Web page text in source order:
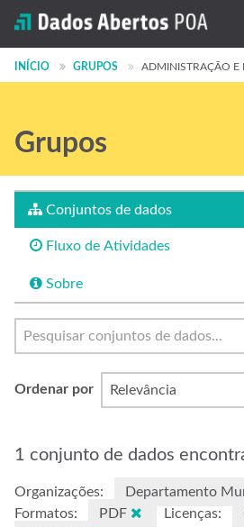
Conjuntos de dados
Grupos
INÍCIO GRUPOS ADMINISTRAÇÃO E
Grupos
Conjuntos de dados
Fluxo de Atividades
Sobre
Ordenar por
1 conjunto de dados
Organizações:
Departamento
Formatos:
PDF Licenças: